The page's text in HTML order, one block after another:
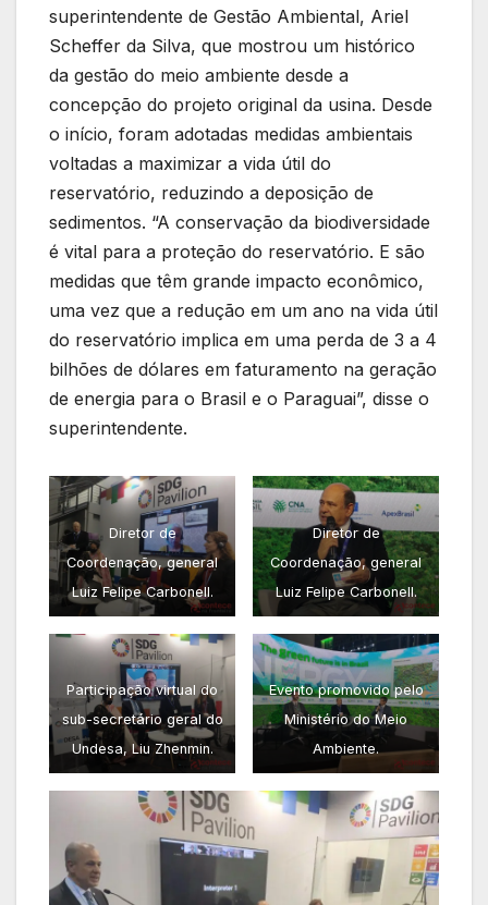
superintendente de Gestão Ambiental, Ariel
Scheffer da Silva, que mostrou um histórico
da gestão do meio ambiente desde a
concepção do projeto original da usina. Desde
o início, foram adotadas medidas ambientais
voltadas a maximizar a vida útil do
reservatório, reduzindo a deposição de
sedimentos. “A conservação da biodiversidade
é vital para a proteção do reservatório. E são
medidas que têm grande impacto econômico,
uma vez que a redução em um ano na vida útil
do reservatório implica em uma perda de 3 a 4
bilhões de dólares em faturamento na geração
de energia para o Brasil e o Paraguai”, disse o
superintendente.
Diretor de
Coordenação, general
Luiz Felipe Carbonell.
Diretor de
Coordenação, general
Luiz Felipe Carbonell.
Participação virtual do
sub-secretário geral do
Undesa, Liu Zhenmin.
Evento promovido pelo
Ministério do Meio
Ambiente.